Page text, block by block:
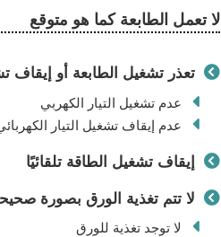
لا تعمل الطابعة كما هو متوقع
تعذر تشغيل الطابعة أو إيقاف
عدم تشغيل التيار الكهربي
عدم إيقاف تشغيل التيار
إيقاف تشغيل الطاقة تلقائيًا
لا تتم تغذية الورق بصورة
لا توجد تغذية للورق